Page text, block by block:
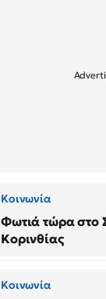
Κοινωνία
Φωτιά τώρα στο
Κορινθίας
Κοινωνία